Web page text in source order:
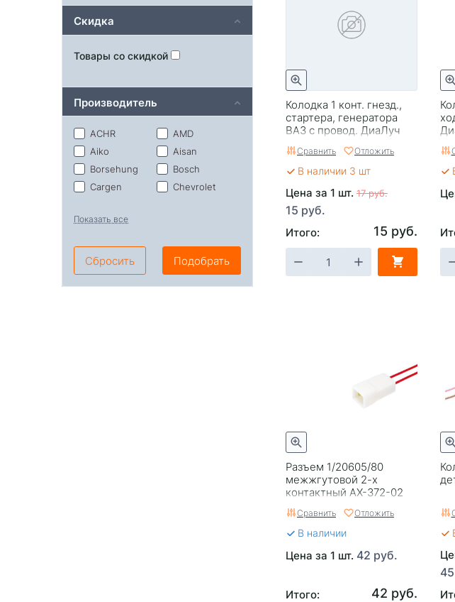
Колодка 1 конт. гнезд.,
стартера, генератора
ВАЗ с провод. ДиаЛуч
Сравнить Отложить
В наличии 3 шт
Цена за 1 шт. 17 руб.
15 руб.
Итого: 15 руб.
Разъем 1/20605/80
межжгутовой 2-х
контактный AX-372-02
Сравнить Отложить
В наличии
Цена за 1 шт. 42 руб.
Итого: 42 руб.
Скидка
Товары со скидкой
Производитель
ACHR
AMD
Aiko
Aisan
Borsehung
Bosch
Cargen
Chevrolet
Deko
ERA
Febi
Fenox
Gargen
Показать все
Сбросить Подобрать